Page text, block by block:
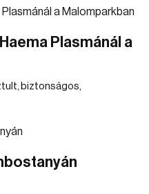
Plasmánál a
biztonságos,